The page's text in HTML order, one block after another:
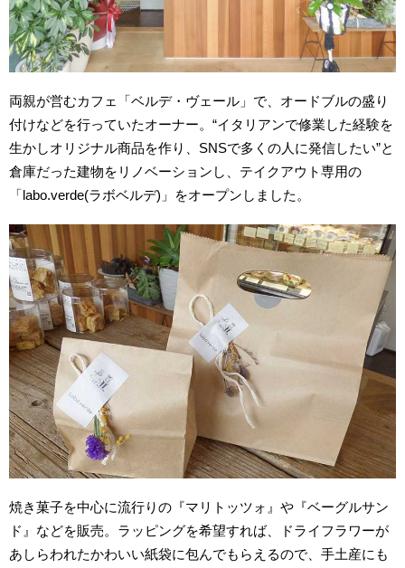
両親が営むカフェ「ベルデ・ヴェール」で、オードブルの盛り
付けなどを行っていたオーナー。“イタリアンで修業した経験を
生かしオリジナル商品を作り、SNSで多くの人に発信したい”と
倉庫だった建物をリノベーションし、テイクアウト専用の
「labo.verde(ラボベルデ)」をオープンしました。
焼き菓子を中心に流行りの『マリトッツォ』や『ベーグルサン
ド』などを販売。ラッピングを希望すれば、ドライフラワーが
あしらわれたかわいい紙袋に包んでもらえるので、手土産にも